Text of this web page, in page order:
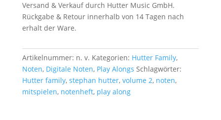
Versand & Verkauf durch Hutter Music GmbH.
Rückgabe & Retour innerhalb von 14 Tagen nach
erhalt der Ware.
Artikelnummer: n. v. Kategorien: Hutter Family,
Noten, Digitale Noten, Play Alongs Schlagwörter:
Hutter family, stephan hutter, volume 2, noten,
mitspielen, notenheft, play along